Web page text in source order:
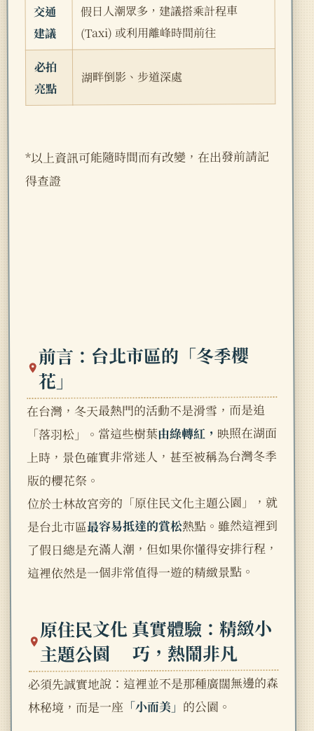
交通
建議
假日人潮眾多，建議搭乘計程車
(Taxi) 或利用離峰時間前往
必拍
亮點
湖畔倒影、步道深處
*以上資訊可能隨時間而有改變，在出發前請記
得查證
前言：台北市區的「冬季櫻
花」
在台灣，冬天最熱門的活動不是滑雪，而是追
「落羽松」。當這些樹葉由綠轉紅， 映照在湖面
上時，景色確實非常迷人，甚至被稱為台灣冬季
版的櫻花祭。
位於士林故宮旁的「原住民文化主題公園」，就
是台北市區最容易抵達的賞松熱點。雖然這裡到
了假日總是充滿人潮，但如果你懂得安排行程，
這裡依然是一個非常值得一遊的精緻景點。
原住民文化
主題公園
真實體驗：精緻小
巧，熱鬧非凡
必須先誠實地說：這裡並不是那種廣闊無邊的森
林秘境，而是一座 「小而美」 的公園。